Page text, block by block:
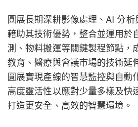
圓展長期深耕影像處理、AI 分析
藉助其技術優勢，整合並運用於
測、物料搬運等關鍵製程節點，
教育、醫療與會議市場的技術延
圓展實現產線的智慧監控與自動
高度靈活性以應對少量多樣及快
打造更安全、高效的智慧環境。